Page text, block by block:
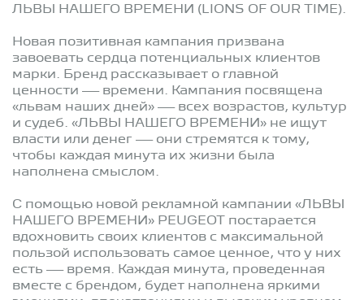
ЛЬВЫ НАШЕГО ВРЕМЕНИ (LIONS OF OUR TIME).
Новая позитивная кампания призвана
завоевать сердца потенциальных клиентов
марки. Бренд рассказывает о главной
ценности — времени. Кампания посвящена
«львам наших дней» — всех возрастов, культур
и судеб. «ЛЬВЫ НАШЕГО ВРЕМЕНИ» не ищут
власти или денег — они стремятся к тому,
чтобы каждая минута их жизни была
наполнена смыслом.
С помощью новой рекламной кампании «ЛЬВЫ
НАШЕГО ВРЕМЕНИ» PEUGEOT постарается
вдохновить своих клиентов с максимальной
пользой использовать самое ценное, что у них
есть — время. Каждая минута, проведенная
вместе с брендом, будет наполнена яркими